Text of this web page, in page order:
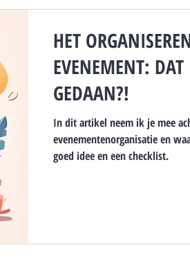
HET
EVENEMENT: DAT
GEDAAN?!
In dit artikel neem ik je mee
evenementenorganisatie en
goed idee en een checklist.